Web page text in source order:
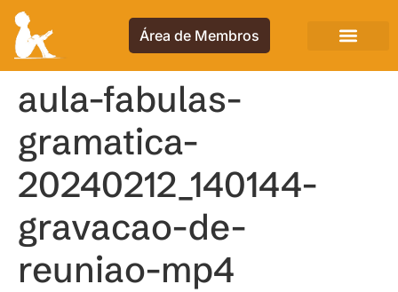
Área de Membros
aula-fabulas-
gramatica-
20240212_140144-
gravacao-de-
reuniao-mp4